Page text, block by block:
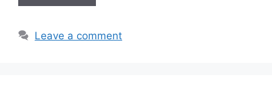
Leave a comment